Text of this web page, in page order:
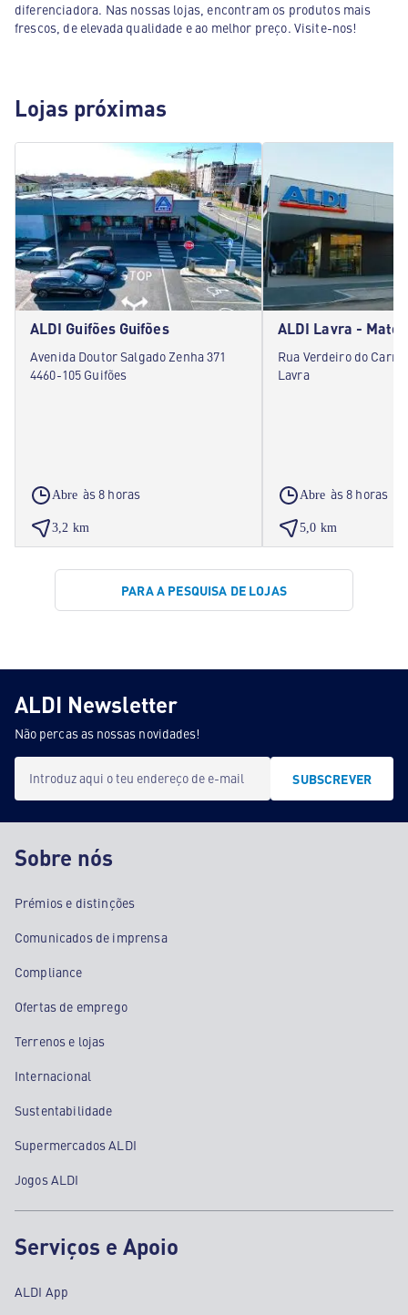
diferenciadora. Nas nossas lojas, encontram os produtos mais
frescos, de elevada qualidade e ao melhor preço. Visite-nos!
Lojas próximas
ALDI Guifões Guifões
Avenida Doutor Salgado Zenha 371
4460-105 Guifões
Abre às 8 horas
3,2 km
ALDI Lavra -
Rua Verdeiro do
Lavra
Abre às 8 horas
5,0 km
PARA A PESQUISA DE LOJAS
ALDI Newsletter
Não percas as nossas novidades!
Introduz aqui o teu endereço de e-mail SUBSCREVER
Sobre nós
Prémios e distinções
Comunicados de imprensa
Compliance
Ofertas de emprego
Terrenos e lojas
Internacional
Sustentabilidade
Supermercados ALDI
Jogos ALDI
Serviços e Apoio
ALDI App